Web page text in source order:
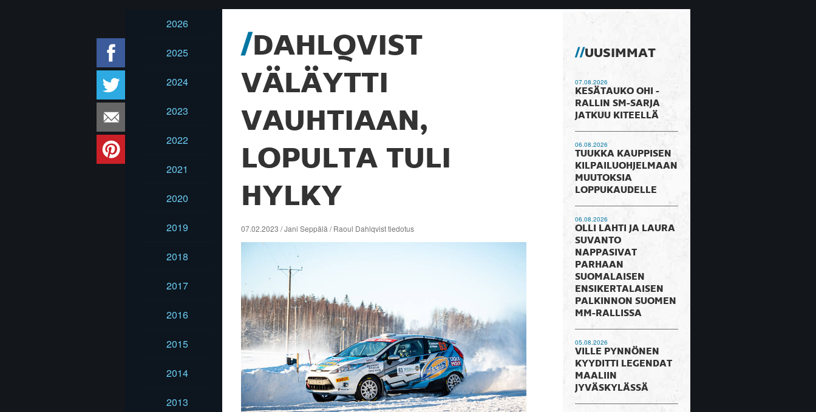
2026
2025
2024
2023
2022
2021
2020
2019
2018
2017
2016
2015
2014
2013
DAHLQVIST
VÄLÄYTTI
VAUHTIAAN,
LOPULTA TULI
HYLKY
07.02.2023 / Jani Seppälä / Raoul Dahlqvist tiedotus
UUSIMMAT
07.08.2026
KESÄTAUKO OHI -
RALLIN SM-SARJA
JATKUU KITEELLÄ
06.08.2026
TUUKKA KAUPPISEN
KILPAILUOHJELMAAN
MUUTOKSIA
LOPPUKAUDELLE
06.08.2026
OLLI LAHTI JA LAURA
SUVANTO
NAPPASIVAT
PARHAAN
SUOMALAISEN
ENSIKERTALAISEN
PALKINNON SUOMEN
MM-RALLISSA
05.08.2026
VILLE PYNNÖNEN
KYYDITTI LEGENDAT
MAALIIN
JYVÄSKYLÄSSÄ